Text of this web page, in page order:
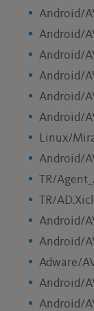
Android/
Android/
Android/
Android/
Android/
Android/
Linux/
Android/
TR/
TR/
Android/
Android/
Adware/
Android/
Android/